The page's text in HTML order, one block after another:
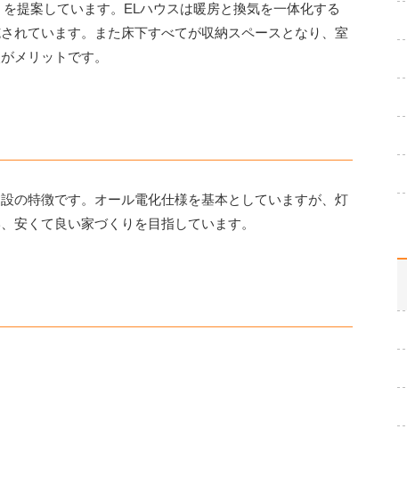
提案しています。ELハウスは暖房と換気を一体化する
れています。また床下すべてが収納スペースとなり、室
メリットです。
の特徴です。オール電化仕様を基本としていますが、灯
安くて良い家づくりを目指しています。